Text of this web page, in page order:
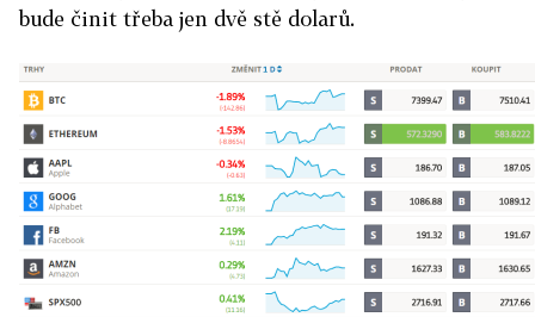
bude činit třeba jen dvě stě dolarů.